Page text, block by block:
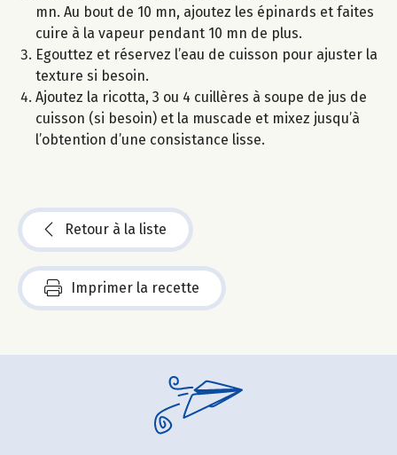
mn. Au bout de 10 mn, ajoutez les épinards et faites
cuire à la vapeur pendant 10 mn de plus.
Egouttez et réservez l’eau de cuisson pour ajuster la
texture si besoin.
Ajoutez la ricotta, 3 ou 4 cuillères à soupe de jus de
cuisson (si besoin) et la muscade et mixez jusqu’à
l’obtention d’une consistance lisse.
Retour à la liste
Imprimer la recette